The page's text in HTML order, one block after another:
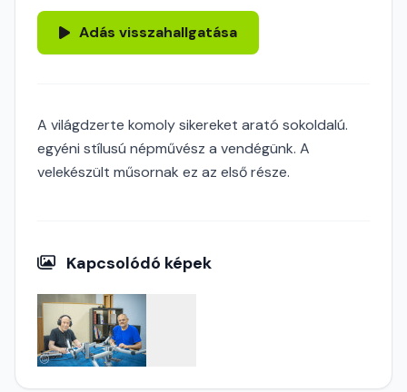
Adás visszahallgatása
A világdzerte komoly sikereket arató sokoldalú.
egyéni stílusú népművész a vendégünk. A
velekészült műsornak ez az első része.
Kapcsolódó képek